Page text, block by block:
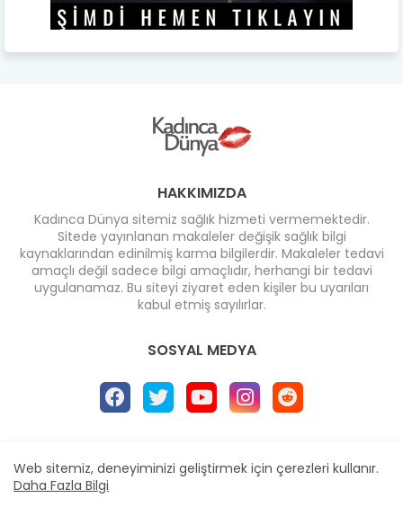
HAKKIMIZDA
Kadınca Dünya sitemiz sağlık hizmeti vermemektedir.
Sitede yayınlanan makaleler değişik sağlık bilgi
kaynaklarından edinilmiş karma bilgilerdir. Makaleler tedavi
amaçlı değil sadece bilgi amaçlıdır, herhangi bir tedavi
uygulanamaz. Bu siteyi ziyaret eden kişiler bu uyarıları
kabul etmiş sayılırlar.
SOSYAL MEDYA
Design by -
Web sitemiz, deneyiminizi geliştirmek için çerezleri kullanır.
Daha Fazla Bilgi